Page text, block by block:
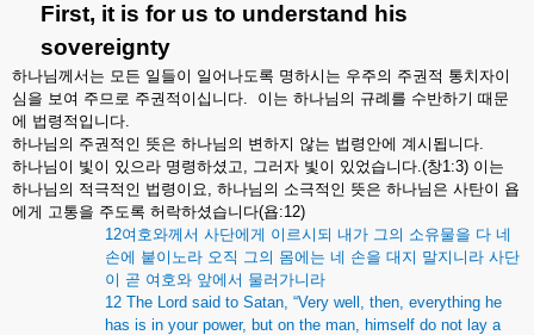
First, it is for us to understand his
sovereignty
하나님께서는 모든 일들이 일어나도록 명하시는 우주의 주권적 통치자이
심을 보여 주므로 주권적이십니다. 이는 하나님의 규례를 수반하기 때문
에 법령적입니다.
하나님의 주권적인 뜻은 하나님의 변하지 않는 법령안에 계시됩니다.
하나님이 빛이 있으라 명령하셨고, 그러자 빛이 있었습니다.(창1:3) 이는
하나님의 적극적인 법령이요, 하나님의 소극적인 뜻은 하나님은 사탄이 욥
에게 고통을 주도록 허락하셨습니다(욥:12)
12여호와께서 사단에게 이르시되 내가 그의 소유물을 다 네
손에 붙이노라 오직 그의 몸에는 네 손을 대지 말지니라 사단
이 곧 여호와 앞에서 물러가니라
12 The Lord said to Satan, “Very well, then, everything he
has is in your power, but on the man, himself do not lay a